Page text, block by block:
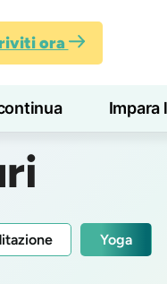
ora
Impara
Yoga